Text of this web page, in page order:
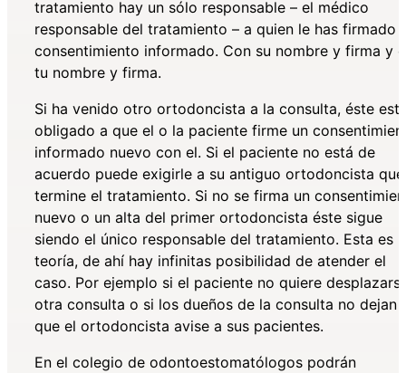
tratamiento hay un sólo responsable – el médico
responsable del tratamiento – a quien le has firmado
consentimiento informado. Con su nombre y firma y
tu nombre y firma.
Si ha venido otro ortodoncista a la consulta, éste
obligado a que el o la paciente firme un
informado nuevo con el. Si el paciente no está de
acuerdo puede exigirle a su antiguo ortodoncista
termine el tratamiento. Si no se firma un
nuevo o un alta del primer ortodoncista éste sigue
siendo el único responsable del tratamiento. Esta es
teoría, de ahí hay infinitas posibilidad de atender el
caso. Por ejemplo si el paciente no quiere
otra consulta o si los dueños de la consulta no dejan
que el ortodoncista avise a sus pacientes.
En el colegio de odontoestomatólogos podrán